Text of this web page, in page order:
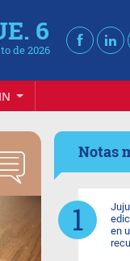
6
de 2026
Notas
en